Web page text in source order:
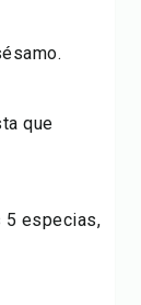
que
5 especias,